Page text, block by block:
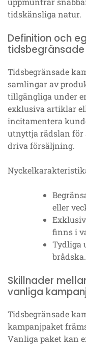
tidskänsliga natur.
Definition och
Tidsbegränsade
samlingar av
tillgängliga under
exklusiva artiklar
incitamentera
utnyttja rädslan för
driva försäljning.
eller
finns i
Tydliga
brådska.
Skillnader
vanliga
Tidsbegränsade
kampanjpaket
Vanliga paket kan